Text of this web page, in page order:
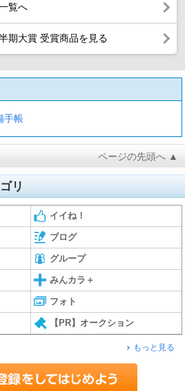
覧へ
期大賞 受賞商品を見る
手帳
ページの先頭へ ▲
リ
イイね！
ブログ
グループ
みんカラ＋
フォト
【PR】オークション
もっと見る